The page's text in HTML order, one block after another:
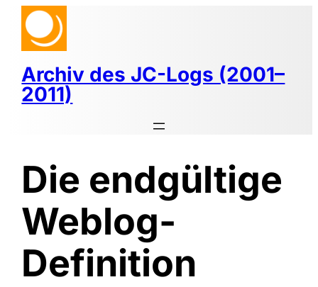
Zum
Inhalt
springen
Archiv des JC-Logs (2001–
2011)
Die endgültige
Weblog-
Definition